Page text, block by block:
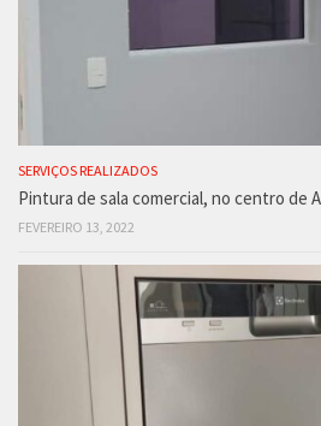
SERVIÇOS REALIZADOS
Pintura de sala comercial, no centro de
FEVEREIRO 13, 2022